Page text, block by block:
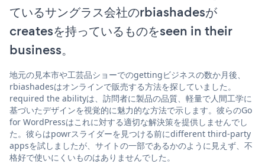
ているサングラス会社のrbiashadesが
createsを持っているものをseen in their
business。
地元の見本市や工芸品ショーでのgettingビジネスの数か月後、
rbiashadesはオンラインで販売する方法を探していました。
required the abilityは、訪問者に製品の品質、軽量で人間工学に
基づいたデザインを視覚的に魅力的な方法で示します。彼らのGo
for WordPressはこれに対する適切な解決策を提供しませんでし
た。彼らはpowrスライダーを見つける前にdifferent third-party
appsを試しましたが、サイトの一部であるかのように見えず、不
格好で使いにくいものはありませんでした。